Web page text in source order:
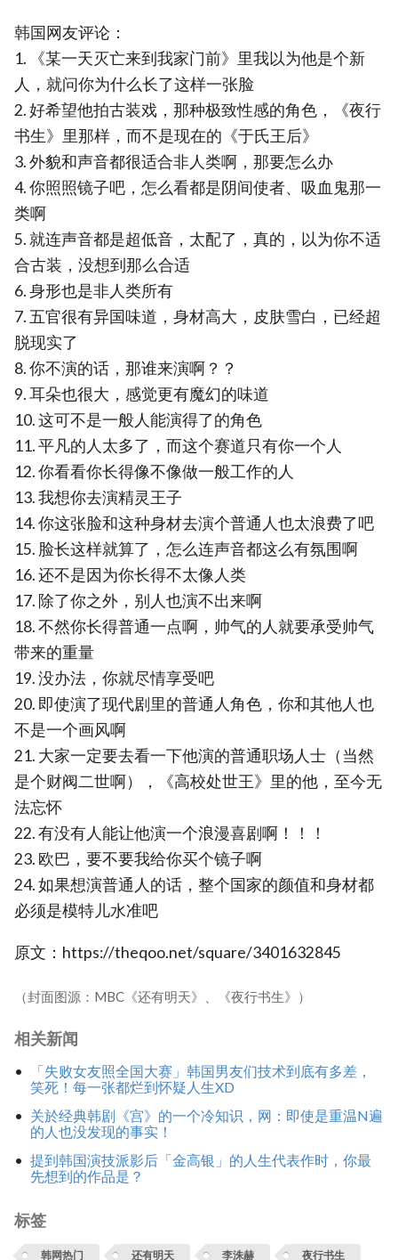
韩国网友评论：
1. 《某一天灭亡来到我家门前》里我以为他是个新
人，就问你为什么长了这样一张脸
2. 好希望他拍古装戏，那种极致性感的角色，《夜行
书生》里那样，而不是现在的《于氏王后》
3. 外貌和声音都很适合非人类啊，那要怎么办
4. 你照照镜子吧，怎么看都是阴间使者、吸血鬼那一
类啊
5. 就连声音都是超低音，太配了，真的，以为你不适
合古装，没想到那么合适
6. 身形也是非人类所有
7. 五官很有异国味道，身材高大，皮肤雪白，已经超
脱现实了
8. 你不演的话，那谁来演啊？？
9. 耳朵也很大，感觉更有魔幻的味道
10. 这可不是一般人能演得了的角色
11. 平凡的人太多了，而这个赛道只有你一个人
12. 你看看你长得像不像做一般工作的人
13. 我想你去演精灵王子
14. 你这张脸和这种身材去演个普通人也太浪费了吧
15. 脸长这样就算了，怎么连声音都这么有氛围啊
16. 还不是因为你长得不太像人类
17. 除了你之外，别人也演不出来啊
18. 不然你长得普通一点啊，帅气的人就要承受帅气
带来的重量
19. 没办法，你就尽情享受吧
20. 即使演了现代剧里的普通人角色，你和其他人也
不是一个画风啊
21. 大家一定要去看一下他演的普通职场人士（当然
是个财阀二世啊），《高校处世王》里的他，至今无
法忘怀
22. 有没有人能让他演一个浪漫喜剧啊！！！
23. 欧巴，要不要我给你买个镜子啊
24. 如果想演普通人的话，整个国家的颜值和身材都
必须是模特儿水准吧
原文：https://theqoo.net/square/3401632845
（封面图源：MBC《还有明天》、《夜行书生》）
相关新闻
「失败女友照全国大赛」韩国男友们技术到底有多差，
笑死！每一张都烂到怀疑人生XD
关於经典韩剧《宫》的一个冷知识，网：即使是重温N遍
的人也没发现的事实！
提到韩国演技派影后「金高银」的人生代表作时，你最
先想到的作品是？
标签
韩网热门 还有明天 李洙赫 夜行书生